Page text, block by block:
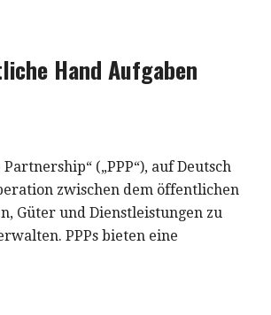
Hand Aufgaben
(„PPP“), auf Deutsch
zwischen dem öffentlichen
Güter und Dienstleistungen zu
PPPs bieten eine